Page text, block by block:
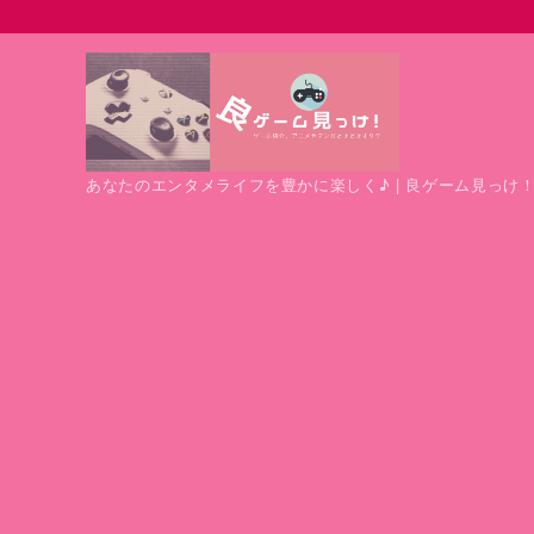
あなたのエンタメライフを豊かに楽しく♪ | 良ゲーム見っけ！